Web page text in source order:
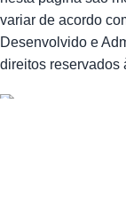
variar de acordo
Desenvolvido e
direitos reservados